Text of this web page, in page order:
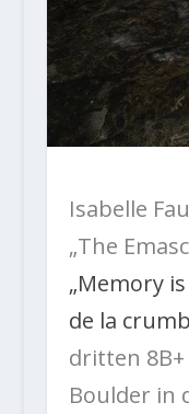
Isabelle
„The
„Memory
de la
dritten
Boulder in